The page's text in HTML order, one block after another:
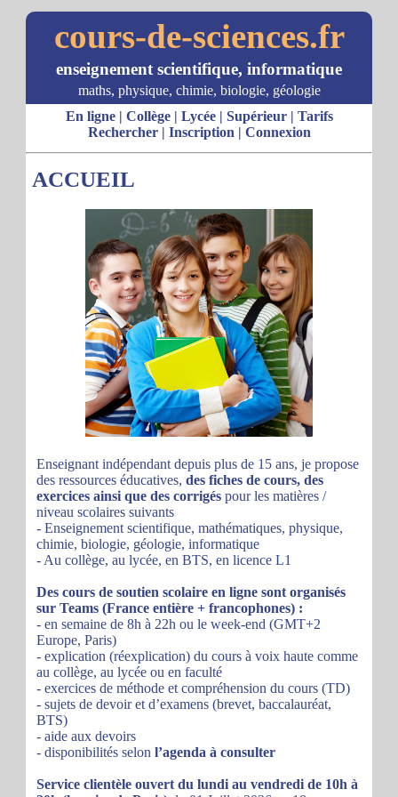
cours-de-sciences.fr
enseignement scientifique, informatique
maths, physique, chimie, biologie, géologie
En ligne| Collège| Lycée| Supérieur| Tarifs
Rechercher| Inscription | Connexion
ACCUEIL
Enseignant indépendant depuis plus de 15 ans, je propose
des ressources éducatives, des fiches de cours, des
exercices ainsi que des corrigés pour les matières /
niveau scolaires suivants
- Enseignement scientifique, mathématiques, physique,
chimie, biologie, géologie, informatique
- Au collège, au lycée, en BTS, en licence L1
Des cours de soutien scolaire en ligne sont organisés
sur Teams (France entière + francophones) :
- en semaine de 8h à 22h ou le week-end (GMT+2
Europe, Paris)
- explication (réexplication) du cours à voix haute comme
au collège, au lycée ou en faculté
- exercices de méthode et compréhension du cours (TD)
- sujets de devoir et d’examens (brevet, baccalauréat,
BTS)
- aide aux devoirs
- disponibilités selon l’agenda à consulter
Service clientèle ouvert du lundi au vendredi de 10h à